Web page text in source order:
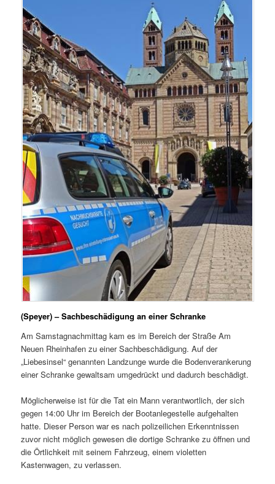
(Speyer) – Sachbeschädigung an einer Schranke
Am Samstagnachmittag kam es im Bereich der Straße Am
Neuen Rheinhafen zu einer Sachbeschädigung. Auf der
„Liebesinsel“ genannten Landzunge wurde die Bodenverankerung
einer Schranke gewaltsam umgedrückt und dadurch beschädigt.
Möglicherweise ist für die Tat ein Mann verantwortlich, der sich
gegen 14:00 Uhr im Bereich der Bootanlegestelle aufgehalten
hatte. Dieser Person war es nach polizeilichen Erkenntnissen
zuvor nicht möglich gewesen die dortige Schranke zu öffnen und
die Örtlichkeit mit seinem Fahrzeug, einem violetten
Kastenwagen, zu verlassen.